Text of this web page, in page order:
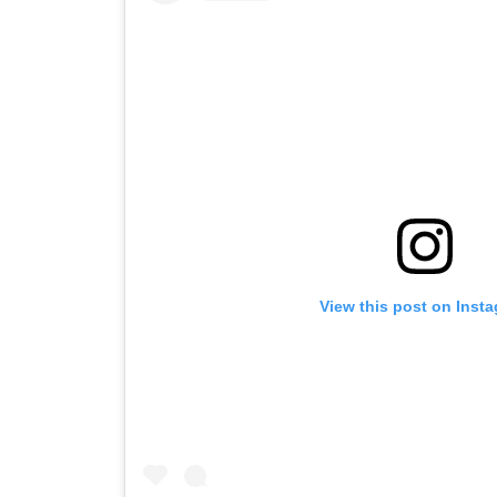
View this post on